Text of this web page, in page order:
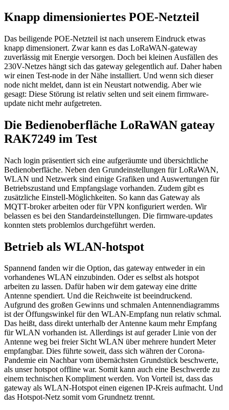
Knapp dimensioniertes POE-Netzteil
Das beiligende POE-Netzteil ist nach unserem Eindruck etwas
knapp dimensionert. Zwar kann es das LoRaWAN-gateway
zuverlässig mit Energie versorgen. Doch bei kleinen Ausfällen des
230V-Netzes hängt sich das gateway gelegentlich auf. Daher haben
wir einen Test-node in der Nähe installiert. Und wenn sich dieser
node nicht meldet, dann ist ein Neustart notwendig. Aber wie
gesagt: Diese Störung ist relativ selten und seit einem firmware-
update nicht mehr aufgetreten.
Die Bedienoberfläche LoRaWAN gateay
RAK7249 im Test
Nach login präsentiert sich eine aufgeräumte und übersichtliche
Bedienoberfläche. Neben den Grundeinstellungen für LoRaWAN,
WLAN und Netzwerk sind einige Grafiken und Auswertungen für
Betriebszustand und Empfangslage vorhanden. Zudem gibt es
zusätzliche Einstell-Möglichkeiten. So kann das Gateway als
MQTT-broker arbeiten oder für VPN konfiguriert werden. Wir
belassen es bei den Standardeinstellungen. Die firmware-updates
konnten stets problemlos durchgeführt werden.
Betrieb als WLAN-hotspot
Spannend fanden wir die Option, das gateway entweder in ein
vorhandenes WLAN einzubinden. Oder es selbst als hotspot
arbeiten zu lassen. Dafür haben wir dem gateway eine dritte
Antenne spendiert. Und die Reichweite ist beeindruckend.
Aufgrund des großen Gewinns und schmalen Antennendiagramms
ist der Öffungswinkel für den WLAN-Empfang nun relativ schmal.
Das heißt, dass direkt unterhalb der Antenne kaum mehr Empfang
für WLAN vorhanden ist. Allerdings ist auf gerader Linie von der
Antenne weg bei freier Sicht WLAN über mehrere hundert Meter
empfangbar. Dies führte soweit, dass sich währen der Corona-
Pandemie ein Nachbar vom übernächsten Grundstück beschwerte,
als unser hotspot offline war. Somit kann auch eine Beschwerde zu
einem technischen Kompliment werden. Von Vorteil ist, dass das
gateway als WLAN-Hotspot einen eigenen IP-Kreis aufmacht. Und
das Hotspot-Netz somit vom Grundnetz trennt.